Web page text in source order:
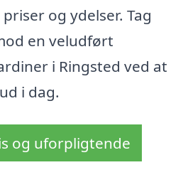
og ydelser. Tag
en veludført
i Ringsted ved at
i dag.
og uforpligtende